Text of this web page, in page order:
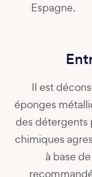
Espagne.
Il est
éponges
des détergents
chimiques
à base